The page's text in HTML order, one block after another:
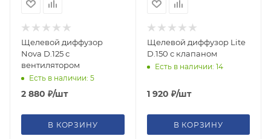
Щелевой диффузор
Nova D.125 с
вентилятором
Есть в наличии: 5
2 880 ₽/шт
В КОРЗИНУ
Щелевой диффузор Lite
D.150 с клапаном
Есть в наличии: 14
1 920 ₽/шт
В КОРЗИНУ